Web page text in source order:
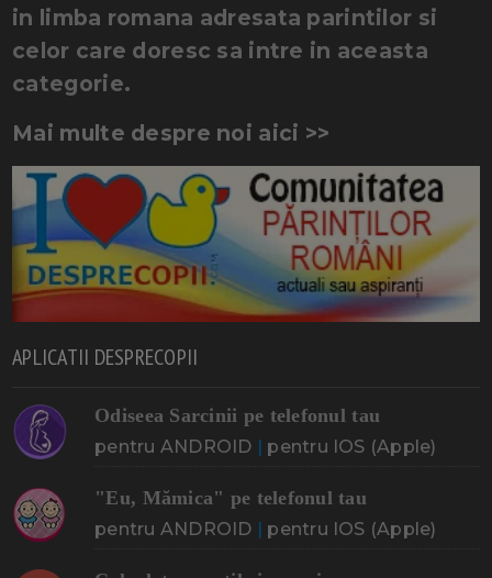
in limba romana adresata parintilor si
celor care doresc sa intre in aceasta
categorie.
Mai multe despre noi aici >>
APLICATII DESPRECOPII
Odiseea Sarcinii pe telefonul tau
pentru ANDROID | pentru IOS (Apple)
"Eu, Mămica" pe telefonul tau
pentru ANDROID | pentru IOS (Apple)